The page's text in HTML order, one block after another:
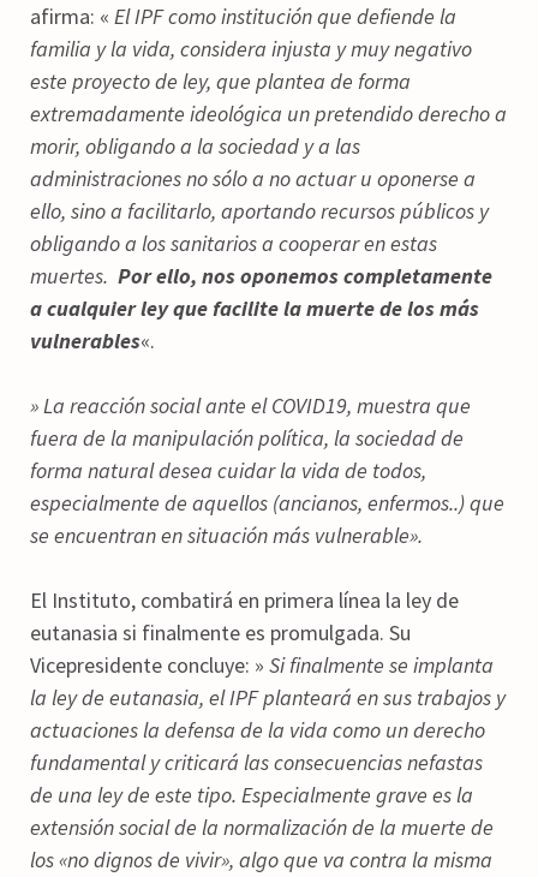
afirma: « El IPF como institución que defiende la
familia y la vida, considera injusta y muy negativo
este proyecto de ley, que plantea de forma
extremadamente ideológica un pretendido derecho a
morir, obligando a la sociedad y a las
administraciones no sólo a no actuar u oponerse a
ello, sino a facilitarlo, aportando recursos públicos y
obligando a los sanitarios a cooperar en estas
muertes. Por ello, nos oponemos completamente
a cualquier ley que facilite la muerte de los más
vulnerables«.
» La reacción social ante el COVID19, muestra que
fuera de la manipulación política, la sociedad de
forma natural desea cuidar la vida de todos,
especialmente de aquellos (ancianos, enfermos..) que
se encuentran en situación más vulnerable».
El Instituto, combatirá en primera línea la ley de
eutanasia si finalmente es promulgada. Su
Vicepresidente concluye: » Si finalmente se implanta
la ley de eutanasia, el IPF planteará en sus trabajos y
actuaciones la defensa de la vida como un derecho
fundamental y criticará las consecuencias nefastas
de una ley de este tipo. Especialmente grave es la
extensión social de la normalización de la muerte de
los «no dignos de vivir», algo que va contra la misma